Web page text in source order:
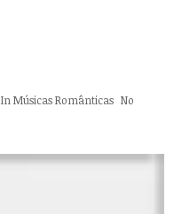
InMúsicas Românticas No